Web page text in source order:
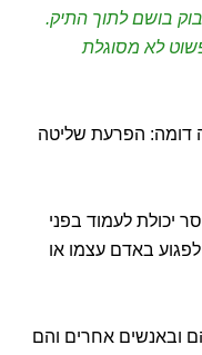
בושם לתוך התיק.
לא מסוגלת
דומה: הפרעת שליטה
יכולת לעמוד בפני
באדם עצמו או
ובאנשים אחרים והם